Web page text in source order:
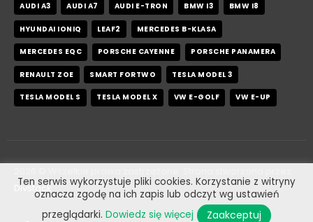
AUDI A3 AUDI A7 AUDI E-TRON BMW I3 BMW I8
HYUNDAI IONIQ LEAF2 MERCEDES B-KLASA
MERCEDES EQC PORSCHE CAYENNE PORSCHE PANAMERA
RENAULT ZOE SMART FORTWO TESLA MODEL 3
TESLA MODEL S TESLA MODEL X VW E-GOLF VW E-UP
Divstack
Ten serwis wykorzystuje pliki cookies. Korzystanie z witryny
oznacza zgodę na ich zapis lub odczyt wg ustawień
przeglądarki. Dowiedz się więcej Zaakceptuj